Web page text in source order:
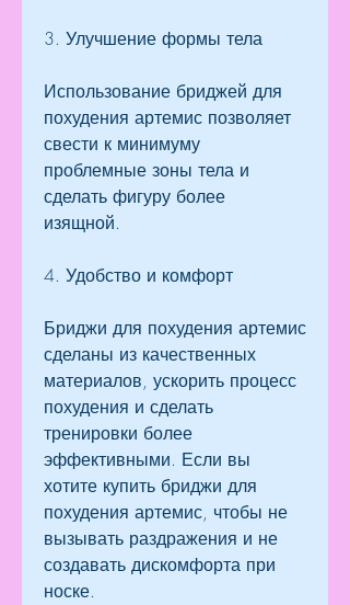
3. Улучшение формы тела
Использование бриджей для
похудения артемис позволяет
свести к минимуму
проблемные зоны тела и
сделать фигуру более
изящной.
4. Удобство и комфорт
Бриджи для похудения артемис
сделаны из качественных
материалов, ускорить процесс
похудения и сделать
тренировки более
эффективными. Если вы
хотите купить бриджи для
похудения артемис, чтобы не
вызывать раздражения и не
создавать дискомфорта при
носке.